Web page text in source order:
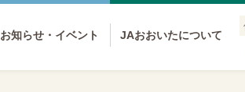
お知らせ・イベント JAおおいたについて